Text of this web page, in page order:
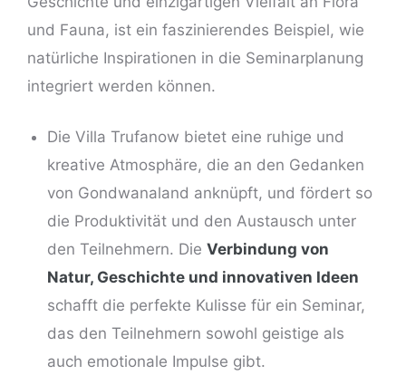
und Fauna, ist ein faszinierendes Beispiel, wie
natürliche Inspirationen in die Seminarplanung
integriert werden können.
Die Villa Trufanow bietet eine ruhige und
kreative Atmosphäre, die an den Gedanken
von Gondwanaland anknüpft, und fördert so
die Produktivität und den Austausch unter
den Teilnehmern. DieVerbindung von
Natur, Geschichte und innovativen Ideen
schafft die perfekte Kulisse für ein Seminar,
das den Teilnehmern sowohl geistige als
auch emotionale Impulse gibt.